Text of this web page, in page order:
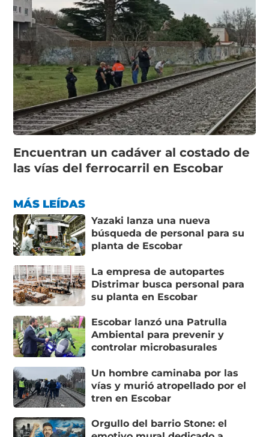
Encuentran un cadáver al costado de
las vías del ferrocarril en Escobar
MÁS LEÍDAS
Yazaki lanza una nueva
búsqueda de personal para su
planta de Escobar
La empresa de autopartes
Distrimar busca personal para
su planta en Escobar
Escobar lanzó una Patrulla
Ambiental para prevenir y
controlar microbasurales
Un hombre caminaba por las
vías y murió atropellado por el
tren en Escobar
Orgullo del barrio Stone: el